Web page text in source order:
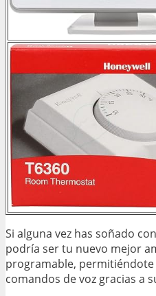
Si alguna vez has soñado
podría ser tu nuevo mejor
programable, permitiéndote
comandos de voz gracias a